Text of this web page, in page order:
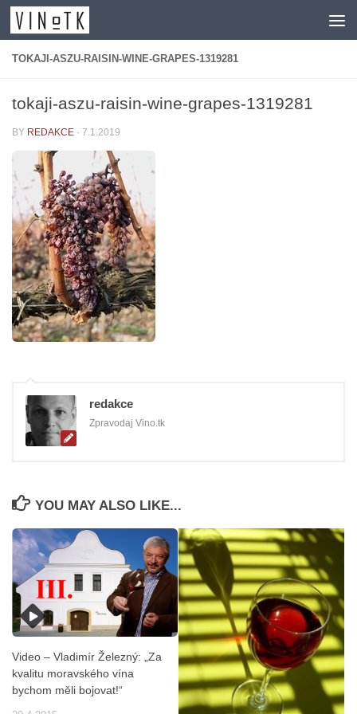
Skip to content
TOKAJI-ASZU-RAISIN-WINE-GRAPES-1319281
tokaji-aszu-raisin-wine-grapes-1319281
BY REDAKCE · 7.1.2019
redakce
Zpravodaj Vino.tk
YOU MAY ALSO LIKE...
Video – Vladimír Železný: „Za
kvalitu moravského vína
bychom měli bojovat!“